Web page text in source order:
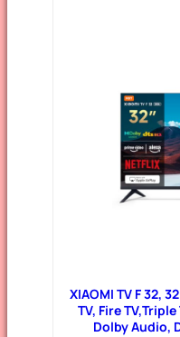
XIAOMI TV F 32,
TV, Fire
Dolby Audio,